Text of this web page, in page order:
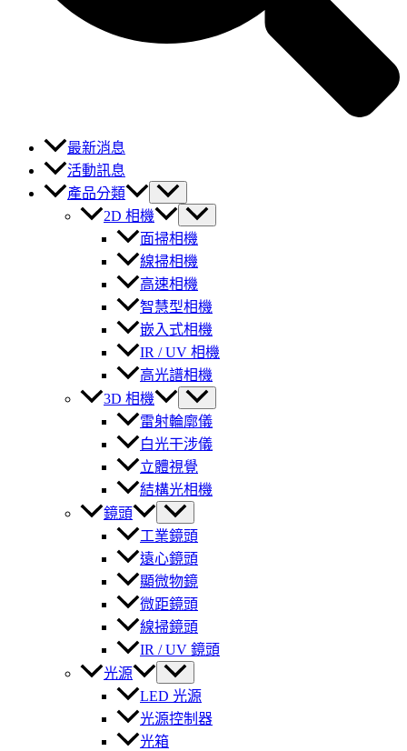
最新消息
活動訊息
產品分類
2D 相機
面掃相機
線掃相機
高速相機
智慧型相機
嵌入式相機
IR / UV 相機
高光譜相機
3D 相機
雷射輪廓儀
白光干涉儀
立體視覺
結構光相機
鏡頭
工業鏡頭
遠心鏡頭
顯微物鏡
微距鏡頭
線掃鏡頭
IR / UV 鏡頭
光源
LED 光源
光源控制器
光箱